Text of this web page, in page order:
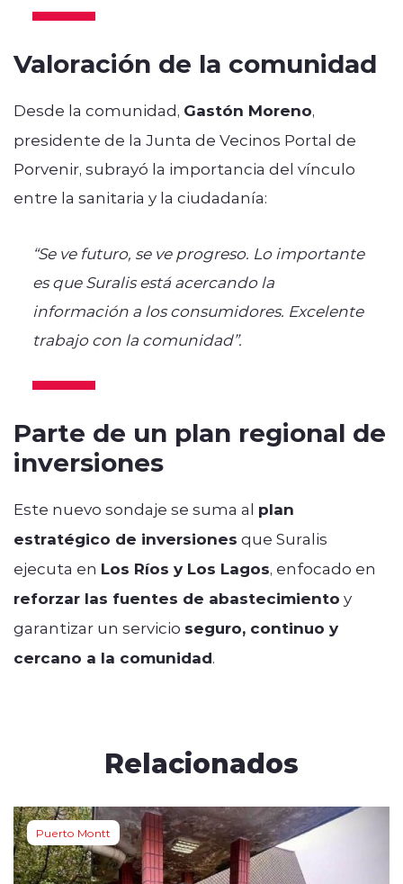
Valoración de la comunidad
Desde la comunidad, Gastón Moreno,
presidente de la Junta de Vecinos Portal de
Porvenir, subrayó la importancia del vínculo
entre la sanitaria y la ciudadanía:
“Se ve futuro, se ve progreso. Lo importante
es que Suralis está acercando la
información a los consumidores. Excelente
trabajo con la comunidad”.
Parte de un plan regional de
inversiones
Este nuevo sondaje se suma al plan
estratégico de inversiones que Suralis
ejecuta en Los Ríos y Los Lagos, enfocado en
reforzar las fuentes de abastecimiento y
garantizar un servicio seguro, continuo y
cercano a la comunidad.
Relacionados
Puerto Montt